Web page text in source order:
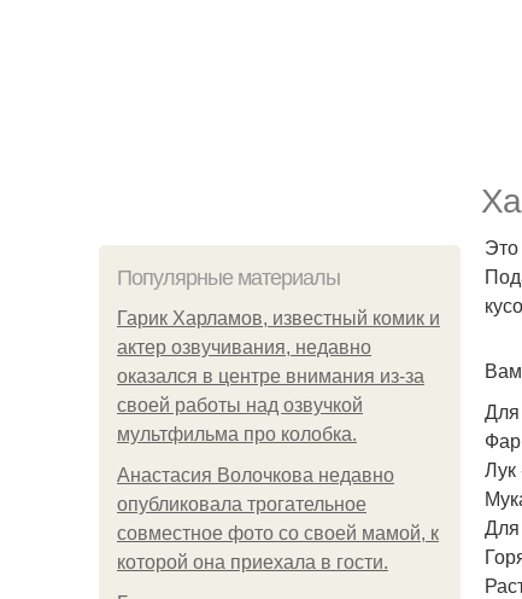
Популярные материалы
Гарик Харламов, известный комик и
актер озвучивания, недавно
оказался в центре внимания из-за
своей работы над озвучкой
мультфильма про колобка.
Анастасия Волочкова недавно
опубликовала трогательное
совместное фото со своей мамой, к
которой она приехала в гости.
Лук
Для